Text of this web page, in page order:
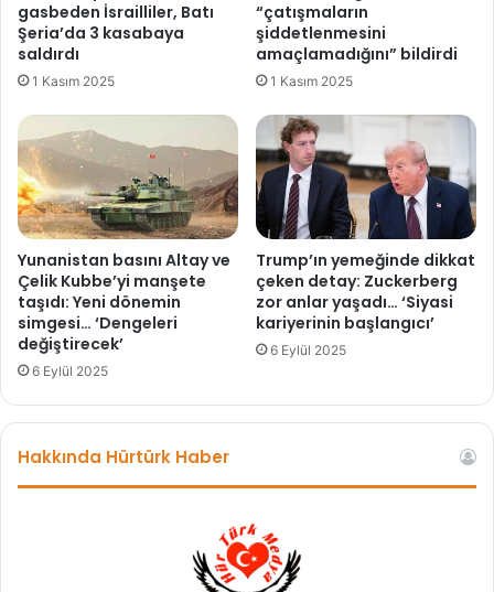
ır
e
gasbeden İsrailliler, Batı
Şeria’da 3 kasabaya
saldırdı
1 Kasım 2025
“çatışmaların
şiddetlenmesini
amaçlamadığını” bildirdi
1 Kasım 2025
Yunanistan basını Altay ve
Çelik Kubbe’yi manşete
taşıdı: Yeni dönemin
simgesi… ‘Dengeleri
değiştirecek’
6 Eylül 2025
Trump’ın yemeğinde dikkat
çeken detay: Zuckerberg
zor anlar yaşadı… ‘Siyasi
kariyerinin başlangıcı’
6 Eylül 2025
Hakkında Hürtürk Haber